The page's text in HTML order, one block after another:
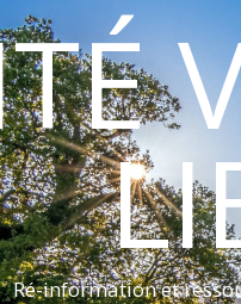
Ré-information et